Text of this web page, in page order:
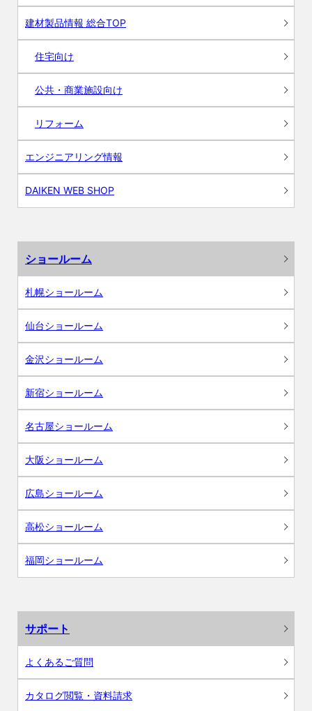
建材製品情報 総合TOP
住宅向け
公共・商業施設向け
リフォーム
エンジニアリング情報
DAIKEN WEB SHOP
ショールーム
札幌ショールーム
仙台ショールーム
金沢ショールーム
新宿ショールーム
名古屋ショールーム
大阪ショールーム
広島ショールーム
高松ショールーム
福岡ショールーム
サポート
よくあるご質問
カタログ閲覧・資料請求